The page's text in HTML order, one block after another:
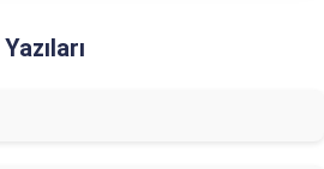
Yazıları